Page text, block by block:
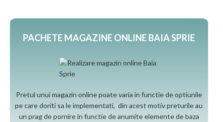
PACHETE MAGAZINE ONLINE BAIA SPRIE
Pretul unui magazin online poate varia in functie de optiunile
pe care doriti sa le implementati, din acest motiv preturile au
un prag de pornire in functie de anumite elemente de baza